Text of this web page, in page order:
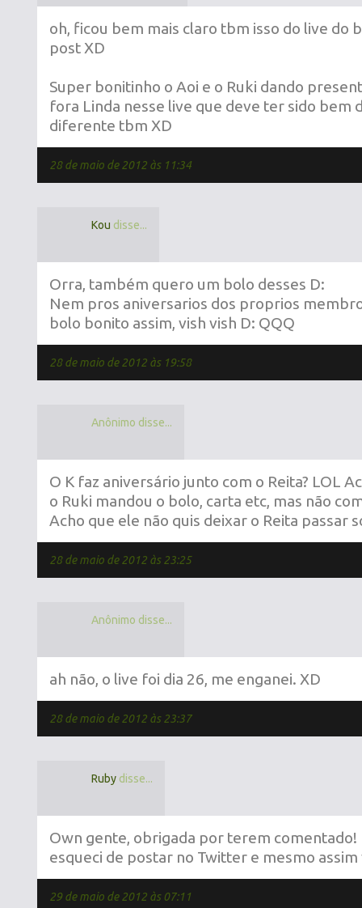
oh, ficou bem mais claro tbm isso do live do
post XD
Super bonitinho o Aoi e o Ruki dando
fora Linda nesse live que deve ter sido bem
diferente tbm XD
28 de maio de 2012 às 11:34
Kou disse...
Orra, também quero um bolo desses D:
Nem pros aniversarios dos proprios
bolo bonito assim, vish vish D: QQQ
28 de maio de 2012 às 19:58
Anônimo disse...
O K faz aniversário junto com o Reita? LOL
o Ruki mandou o bolo, carta etc, mas não
Acho que ele não quis deixar o Reita passar
28 de maio de 2012 às 23:25
Anônimo disse...
ah não, o live foi dia 26, me enganei. XD
28 de maio de 2012 às 23:37
Ruby disse...
Own gente, obrigada por terem comentado!
esqueci de postar no Twitter e mesmo
29 de maio de 2012 às 07:11